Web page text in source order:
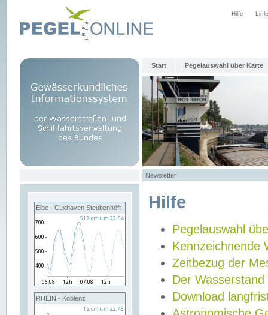
Hilfe
Start Pegelauswahl über Karte
Newsletter
Elbe - Cuxhaven Steubenhöft
RHEIN - Koblenz
Hilfe
Pegelauswahl
Kennzeichnende
Zeitbezug der
Der Wasserstand
Download